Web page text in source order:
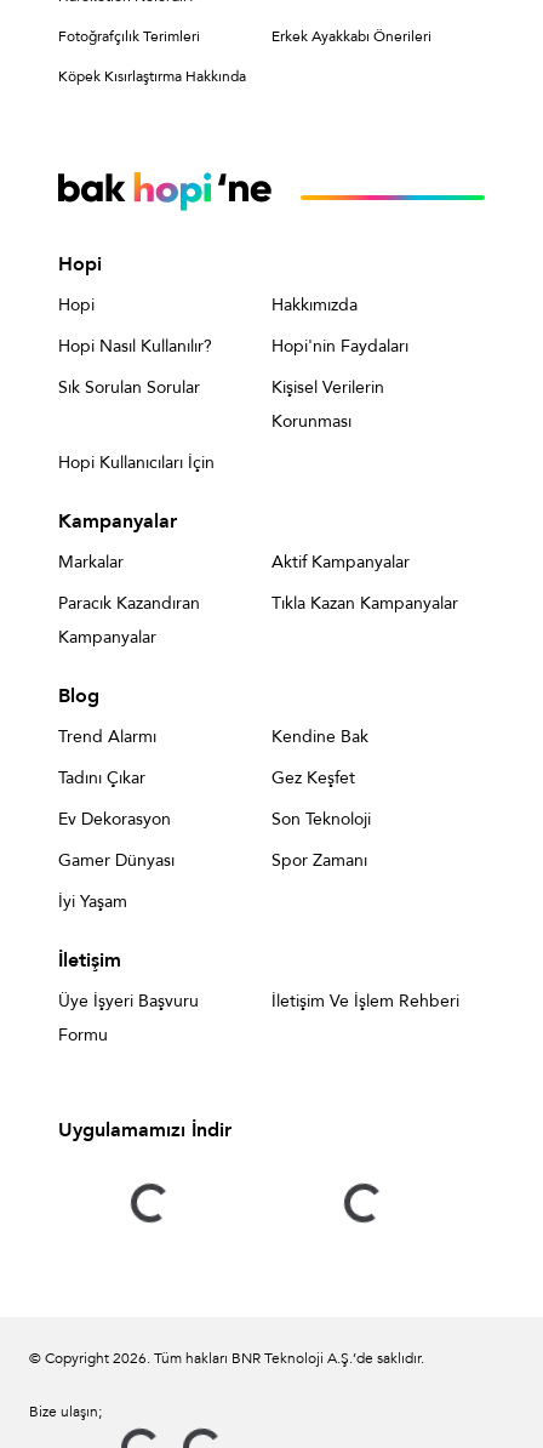
Fotoğrafçılık Terimleri Erkek Ayakkabı Önerileri
Köpek Kısırlaştırma Hakkında
Hopi
Hopi
Hakkımızda
Hopi Nasıl Kullanılır?
Hopi'nin Faydaları
Sık Sorulan Sorular
Kişisel Verilerin
Korunması
Hopi Kullanıcıları İçin
Kampanyalar
Markalar
Aktif Kampanyalar
Paracık Kazandıran
Kampanyalar
Tıkla Kazan Kampanyalar
Blog
Trend Alarmı
Kendine Bak
Tadını Çıkar
Gez Keşfet
Ev Dekorasyon
Son Teknoloji
Gamer Dünyası
Spor Zamanı
İyi Yaşam
İletişim
Üye İşyeri Başvuru
Formu
İletişim Ve İşlem Rehberi
Uygulamamızı İndir
© Copyright2026. Tüm hakları BNR Teknoloji A.Ş.’de saklıdır.
Bize ulaşın;